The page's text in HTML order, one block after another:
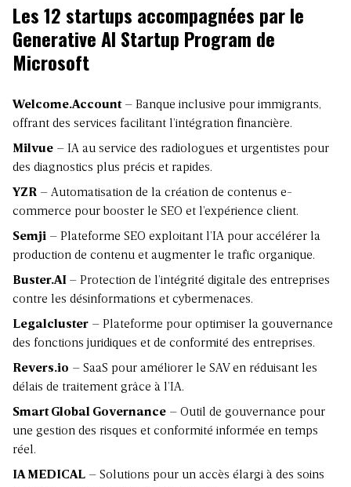
Les 12 startups accompagnées par le
Generative AI Startup Program de
Microsoft
Welcome.Account– Banque inclusive pour immigrants,
offrant des services facilitant l’intégration financière.
Milvue – IA au service des radiologues et urgentistes pour
des diagnostics plus précis et rapides.
YZR – Automatisation de la création de contenus e-
commerce pour booster le SEO et l’expérience client.
Semji – Plateforme SEO exploitant l’IA pour accélérer la
production de contenu et augmenter le trafic organique.
Buster.AI – Protection de l’intégrité digitale des entreprises
contre les désinformations et cybermenaces.
Legalcluster – Plateforme pour optimiser la gouvernance
des fonctions juridiques et de conformité des entreprises.
Revers.io – SaaS pour améliorer le SAV en réduisant les
délais de traitement grâce à l’IA.
Smart Global Governance – Outil de gouvernance pour
une gestion des risques et conformité informée en temps
réel.
IA MEDICAL – Solutions pour un accès élargi à des soins